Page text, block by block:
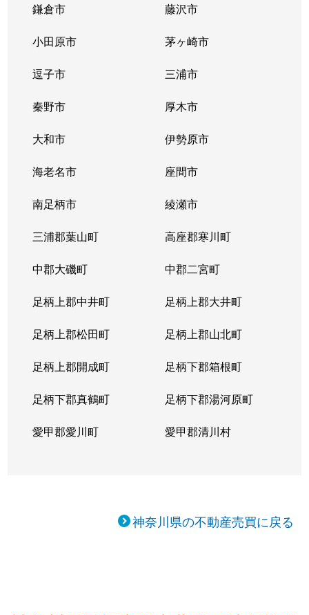
鎌倉市 藤沢市
小田原市 茅ヶ崎市
逗子市 三浦市
秦野市 厚木市
大和市 伊勢原市
海老名市 座間市
南足柄市 綾瀬市
三浦郡葉山町 高座郡寒川町
中郡大磯町 中郡二宮町
足柄上郡中井町 足柄上郡大井町
足柄上郡松田町 足柄上郡山北町
足柄上郡開成町 足柄下郡箱根町
足柄下郡真鶴町 足柄下郡湯河原町
愛甲郡愛川町 愛甲郡清川村
神奈川県の不動産売買に戻る